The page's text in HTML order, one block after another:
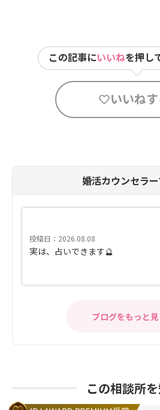
この記事にいいねを押し
いいね
婚活カウンセラ
投稿日：2026.08.08
実は、占いできます🔮
ブログをもっと
この相談所